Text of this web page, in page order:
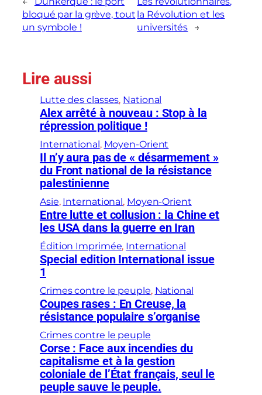
bloqué par la grève, tout
un symbole !
la Révolution et les
universités
→
Lire aussi
Lutte des classes, National
Alex arrêté à nouveau : Stop à la
répression politique !
International , Moyen-Orient
Il n’y aura pas de « désarmement »
du Front national de la résistance
palestinienne
Asie, International , Moyen-Orient
Entre lutte et collusion : la Chine et
les USA dans la guerre en Iran
Édition Imprimée, International
Special edition International issue
1
Crimes contre le peuple, National
Coupes rases : En Creuse, la
résistance populaire s’organise
Crimes contre le peuple
Corse : Face aux incendies du
capitalisme et à la gestion
coloniale de l’État français, seul le
peuple sauve le peuple.